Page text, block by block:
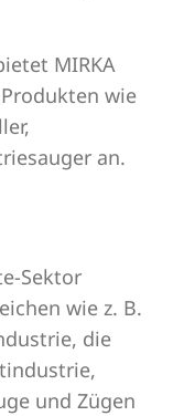
MIRKA
wie
an.
Sektor
wie z. B.
die
und Zügen